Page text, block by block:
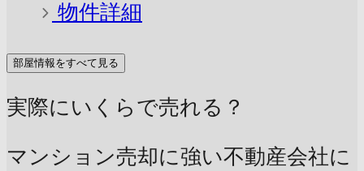
物件詳細
部屋情報をすべて見る
実際にいくらで売れる？
マンション売却に強い不動産会社に